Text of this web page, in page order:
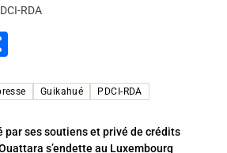
RDA
ta
er
Guikahué PDCI-RDA
par ses soutiens et privé de crédits
s’endette au Luxembourg